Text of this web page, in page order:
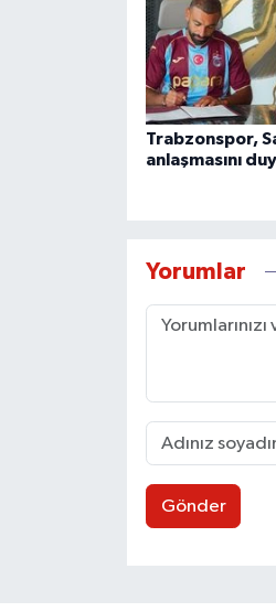
Trabzonspor,
anlaşmasını
Yorumlar
Gönder